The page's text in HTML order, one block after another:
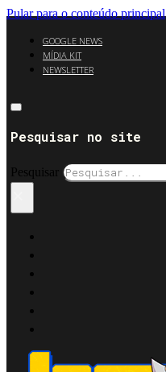
Pular para o conteúdo principal
GOOGLE NEWS
MÍDIA KIT
NEWSLETTER
Pesquisar no site
Pesquisar